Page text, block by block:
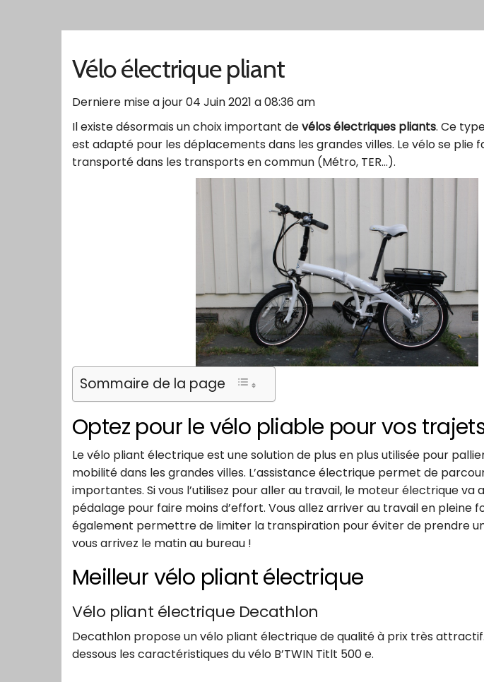
Vélo électrique pliant
Derniere mise a jour 04 Juin 2021 a 08:36 am
Il existe désormais un choix important devélos électriques pliants. Ce
est adapté pour les déplacements dans les grandes villes. Le vélo se plie
transporté dans les transports en commun (Métro, TER…).
Sommaire de la page
Optez pour le vélo pliable pour vos
Le vélo pliant électrique est une solution de plus en plus utilisée pour
mobilité dans les grandes villes. L’assistance électrique permet de
importantes. Si vous l’utilisez pour aller au travail, le moteur électrique va
pédalage pour faire moins d’effort. Vous allez arriver au travail en pleine
également permettre de limiter la transpiration pour éviter de prendre
vous arrivez le matin au bureau !
Meilleur vélo pliant électrique
Vélo pliant électrique Decathlon
Decathlon propose un vélo pliant électrique de qualité à prix très
dessous les caractéristiques du vélo B’TWIN Titlt 500 e.